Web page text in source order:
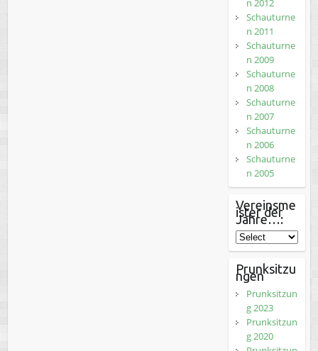
n 2012
Schauturne
n 2011
Schauturne
n 2009
Schauturne
n 2008
Schauturne
n 2007
Schauturne
n 2006
Schauturne
n 2005
Vereinsme
ister der
Jahre…:
Prunksitzu
ngen
Prunksitzun
g 2023
Prunksitzun
g 2020